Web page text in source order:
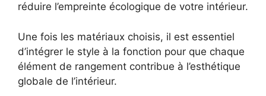
réduire l’empreinte écologique de votre intérieur.
Une fois les matériaux choisis, il est essentiel
d’intégrer le style à la fonction pour que chaque
élément de rangement contribue à l’esthétique
globale de l’intérieur.